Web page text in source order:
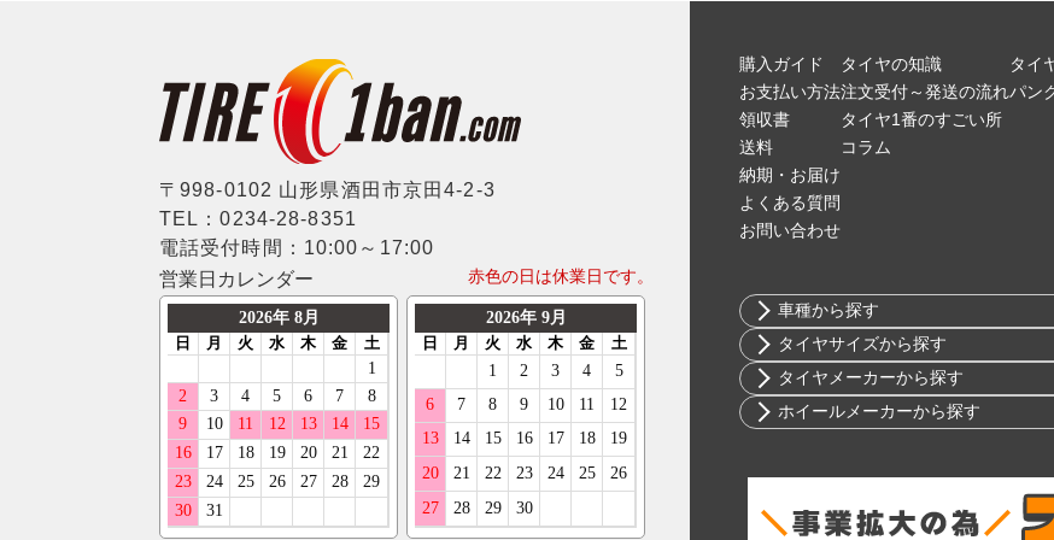
〒998-0102 山形県酒田市京田4-2-3
TEL：0234-28-8351
電話受付時間：10:00～17:00
営業日カレンダー
赤色の日は休業日です。
購入ガイド
お支払い方法
領収書
送料
納期・お届け
よくある質問
お問い合わせ
タイヤの知識
注文受付～発送の流れ
タイヤ1番のすごい所
コラム
タイ
パン
車種から探す
トヨタ
ニッサン
ホンダ
マツダ
ミツビシ
タイヤサイズから探す
10インチ
12インチ
14インチ
15インチ
タイヤメーカーから探す
ブリヂストン
ヨコハマ
ダンロップ
ホイールメーカーから探す
AKUT
Advanti Racing